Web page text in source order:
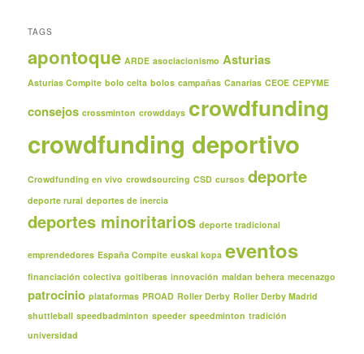
TAGS
apontoque ARDE asociacionismo Asturias
Asturias Compite bolo celta bolos campañas Canarias CEOE CEPYME
consejos crossminton crowddays crowdfunding
crowdfunding deportivo
Crowdfunding en vivo crowdsourcing CSD cursos deporte
deporte rural deportes de inercia
deportes minoritarios deporte tradicional
emprendedores España Compite euskal kopa eventos
financiación colectiva goitiberas innovación maldan behera mecenazgo
patrocinio plataformas PROAD Roller Derby Roller Derby Madrid
shuttleball speedbadminton speeder speedminton tradición
universidad